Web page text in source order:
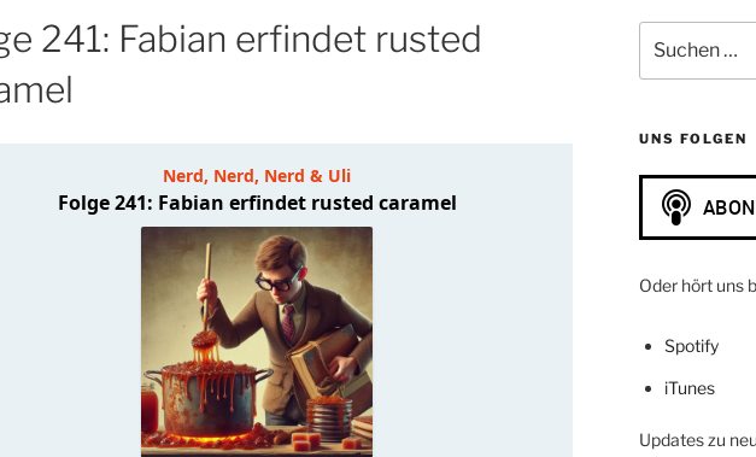
241: Fabian erfindet rusted
nach:
UNS FOLGEN
Oder hört uns
Spotify
iTunes
Updates zu